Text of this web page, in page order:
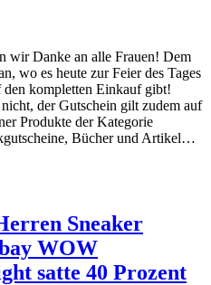
wir Danke an alle Frauen! Dem
wo es heute zur Feier des Tages
den kompletten Einkauf gibt!
der Gutschein gilt zudem auf
Produkte der Kategorie
Bücher und Artikel…
Sneaker
WOW
satte 40 Prozent